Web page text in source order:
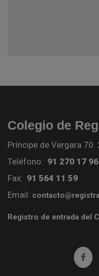
Colegio de
Príncipe de Vergara
Teléfono: 91 270 17 96
Fax: 91 564 11 59
Email:
Registro de entrada del
Ir a